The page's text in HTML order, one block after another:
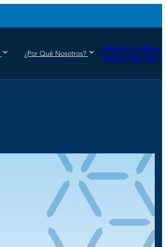
¿Por Qué Nosotros?
Obtener el catálogo
Pruebe JAR gratis